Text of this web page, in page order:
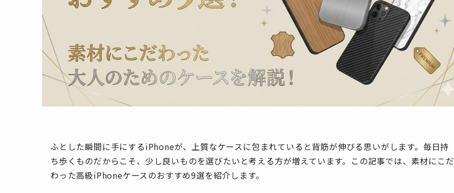
ふとした瞬間に手にするiPhoneが、上質なケースに包まれていると背筋が伸びる思いがします。毎日持
ち歩くものだからこそ、少し良いものを選びたいと考える方が増えています。この記事では、素材にこだ
わった高級iPhoneケースのおすすめ9選を紹介します。